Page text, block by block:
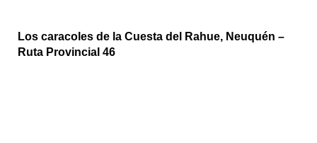
Los caracoles de la Cuesta del Rahue, Neuquén –
Ruta Provincial 46